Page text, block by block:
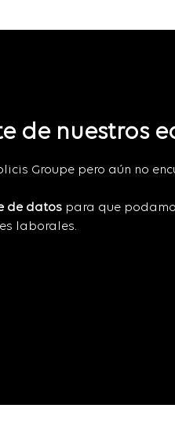
de nuestros
Groupe pero aún no
de datos para que
laborales.